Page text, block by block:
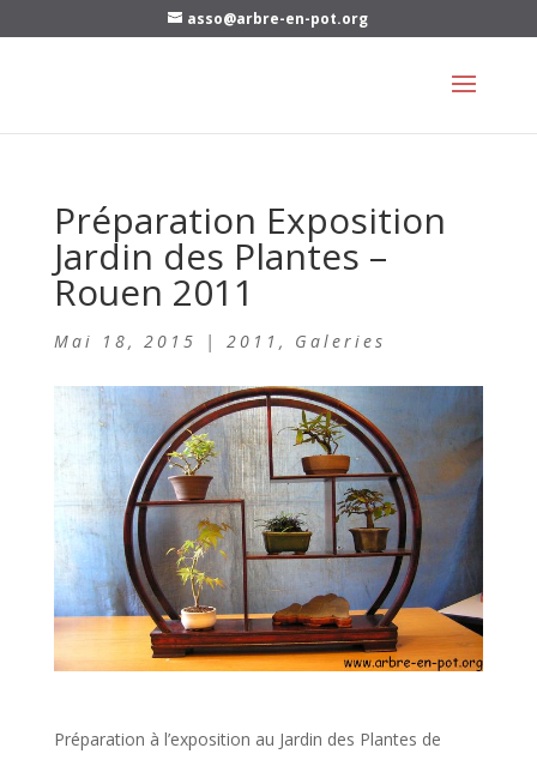
asso@arbre-en-pot.org
Préparation Exposition
Jardin des Plantes –
Rouen 2011
Mai 18, 2015 | 2011 , Galeries
Préparation à l’exposition au Jardin des Plantes de